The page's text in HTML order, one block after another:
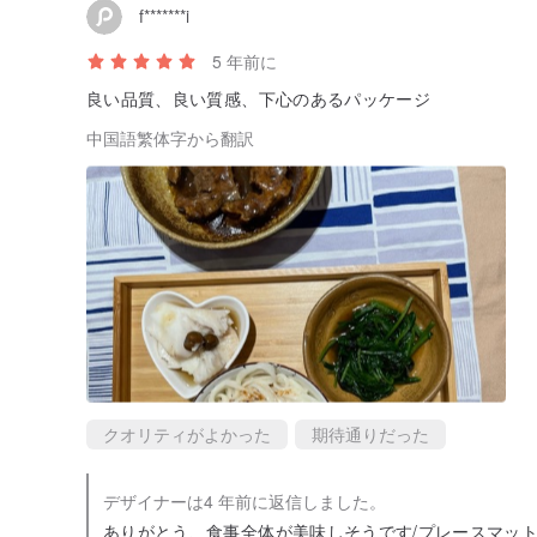
f*******i
5 年前に
良い品質、良い質感、下心のあるパッケージ
中国語繁体字から翻訳
クオリティがよかった 期待通りだった
デザイナーは4 年前に返信しました。
ありがとう、食事全体が美味しそうです/プレースマッ